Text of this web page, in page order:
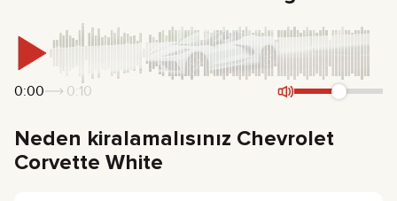
0:00 0:10
Neden kiralamalısınız Chevrolet
Corvette White